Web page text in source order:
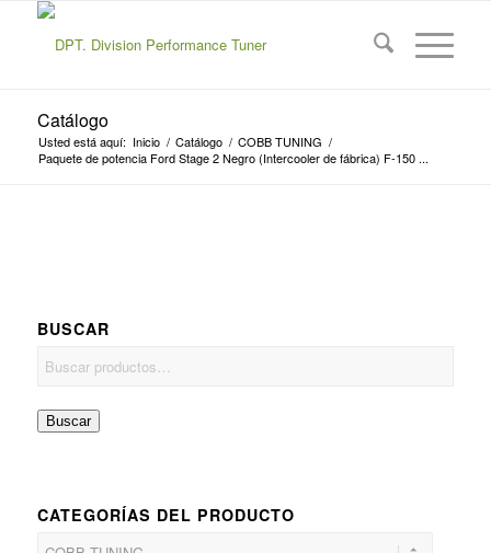
Catálogo
Usted está aquí: Inicio / Catálogo / COBB TUNING /
Paquete de potencia Ford Stage 2 Negro (Intercooler de fábrica) F-150 ...
BUSCAR
Buscar
CATEGORÍAS DEL PRODUCTO